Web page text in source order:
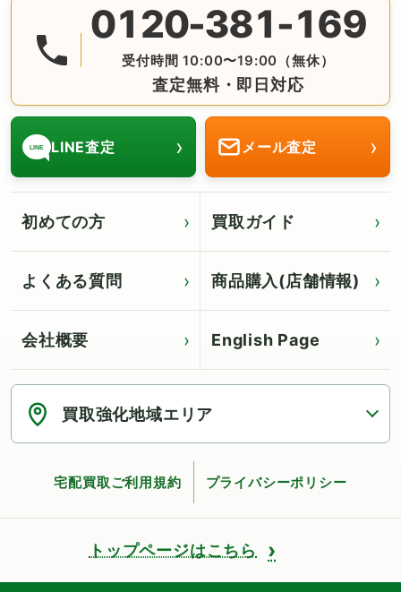
0120-381-169
受付時間 10:00〜19:00（無休）
査定無料・即日対応
無料の電話査定・見積もり お問合せは番号をタップ♪
LINE LINE査定 › メール査定 ›
初めての方 買取ガイド
よくある質問 商品購入(店舗情報)
会社概要 English Page
Click for English page
買取強化地域エリア
宅配買取ご利用規約 プライバシーポリシー
トップページはこちら